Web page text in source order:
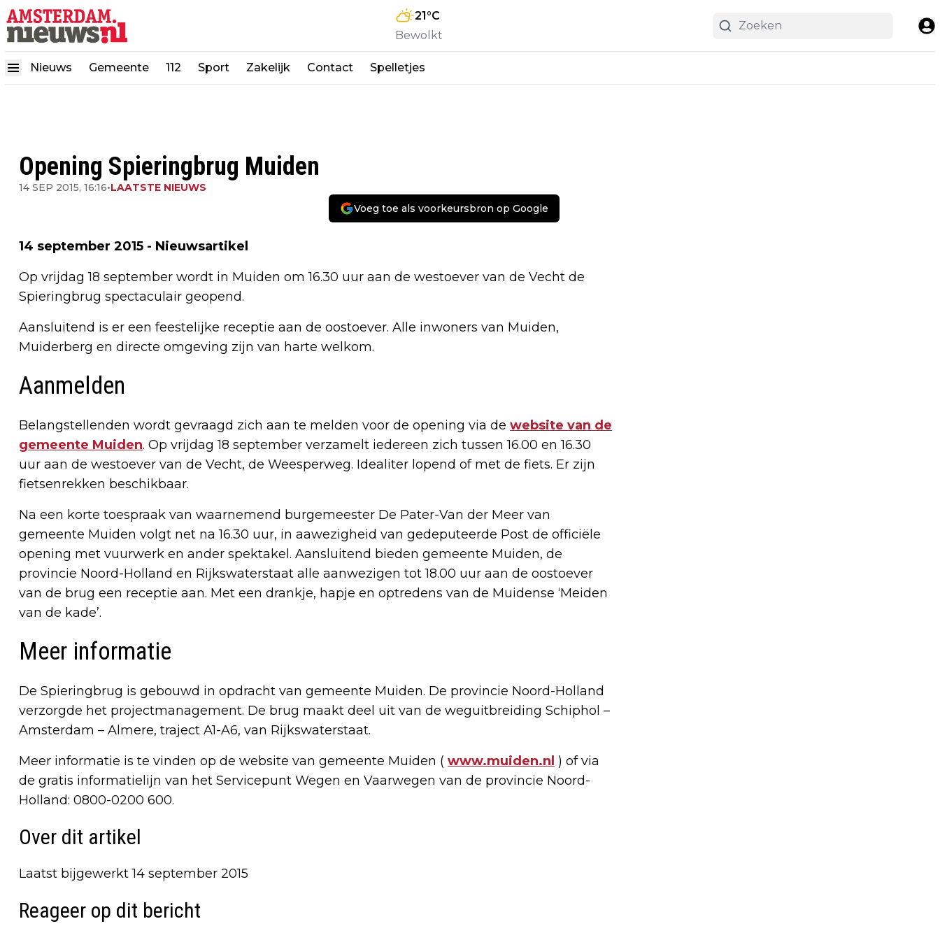
21°C
Bewolkt
Nieuws Gemeente 112 Sport Zakelijk Contact Spelletjes
Opening Spieringbrug Muiden
14 SEP 2015, 16:16•LAATSTE NIEUWS
Voeg toe als voorkeursbron op Google
14 september 2015 - Nieuwsartikel
Op vrijdag 18 september wordt in Muiden om 16.30 uur aan de westoever van de Vecht de
Spieringbrug spectaculair geopend.
Aansluitend is er een feestelijke receptie aan de oostoever. Alle inwoners van Muiden,
Muiderberg en directe omgeving zijn van harte welkom.
Aanmelden
Belangstellenden wordt gevraagd zich aan te melden voor de opening via de website van de
gemeente Muiden. Op vrijdag 18 september verzamelt iedereen zich tussen 16.00 en 16.30
uur aan de westoever van de Vecht, de Weesperweg. Idealiter lopend of met de fiets. Er zijn
fietsenrekken beschikbaar.
Na een korte toespraak van waarnemend burgemeester De Pater-Van der Meer van
gemeente Muiden volgt net na 16.30 uur, in aawezigheid van gedeputeerde Post de officiële
opening met vuurwerk en ander spektakel. Aansluitend bieden gemeente Muiden, de
provincie Noord-Holland en Rijkswaterstaat alle aanwezigen tot 18.00 uur aan de oostoever
van de brug een receptie aan. Met een drankje, hapje en optredens van de Muidense ‘Meiden
van de kade’.
Meer informatie
De Spieringbrug is gebouwd in opdracht van gemeente Muiden. De provincie Noord-Holland
verzorgde het projectmanagement. De brug maakt deel uit van de weguitbreiding Schiphol –
Amsterdam – Almere, traject A1-A6, van Rijkswaterstaat.
Meer informatie is te vinden op de website van gemeente Muiden ( www.muiden.nl ) of via
de gratis informatielijn van het Servicepunt Wegen en Vaarwegen van de provincie Noord-
Holland: 0800-0200 600.
Over dit artikel
Laatst bijgewerkt 14 september 2015
Reageer op dit bericht